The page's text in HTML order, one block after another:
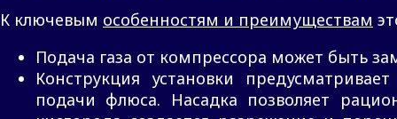
К ключевым особенностям и преимуществам
Подача газа от компрессора может быть
Конструкция установки
подачи флюса. Насадка позволяет